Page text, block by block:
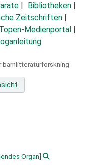
Bibliotheken
Zeitschriften
Medienportal
Organ]